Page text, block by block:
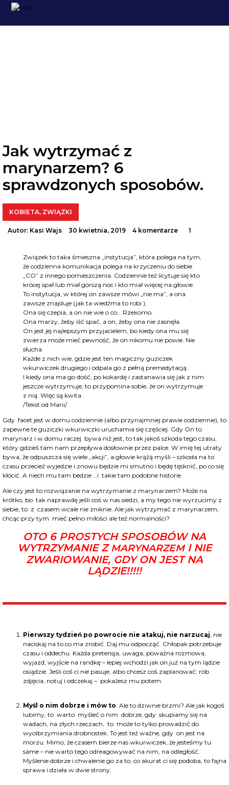
Jak wytrzymać z
marynarzem? 6
sprawdzonych sposobów.
KOBIETA, ZWIĄZKI
Autor: Kasi Wajs 30 kwietnia, 2019 4 komentarze 1
Związek to taka śmieszna „instytucja”, która polega na tym,
że codzienna komunikacja polega na krzyczeniu do siebie
„CO” z innego pomieszczenia. Codziennie też licytuje się kto
krócej spał lub miał gorszą noc i kto miał więcej na głowie.
To instytucja, w której on zawsze mówi „nie ma”, a ona
zawsze znajduje (jak ta wiedźma to robi ).
Ona się czepia, a on nie wie o co… Rzekomo.
Ona marzy, żeby iść spać, a on, żeby ona nie zasnęła.
On jest jej najlepszym przyjacielem, bo kiedy ona mu się
zwierza może mieć pewność, że on nikomu nie powie. Nie
słucha.
Każde z nich wie, gdzie jest ten magiczny guziczek
wkurwiczek drugiego i odpala go z pełną premedytacją.
I kiedy ona ma go dość, po kokardę i zastanawia się jak z nim
jeszcze wytrzymuje, to przypomina sobie, że on wytrzymuje
z nią. Więc są kwita.
/Tekst od Marii/
Gdy facet jest w domu codziennie (albo przynajmniej prawie codziennie), to
zapewne te guziczki wkurwiczki uruchamia się częściej. Gdy On to
marynarz i w domu raczej bywa niż jest, to tak jakoś szkoda tego czasu,
który gdzieś tam nam przepływa dosłownie przez palce. W imię tej utraty
bywa, że odpuszcza się wiele „akcji”, a głowie krążą myśli – szkoda na to
czasu przecież wyjedzie i znowu będzie mi smutno i będę tęsknić, po co się
kłócić. A niech mu tam bedzie …i takie tam podobne historie.
Ale czy jest to rozwiązanie na wytrzymanie z marynarzem? Może na
krótko, bo tak naprawdę jeśli coś w nas siedzi, a my tego nie wyrzucimy z
siebie, to z czasem wcale nie zniknie. Ale jak wytrzymać z marynarzem,
chcąc przy tym mieć pełno miłości ale też normalności?
OTO 6 PROSTYCH SPOSOBÓW NA
WYTRZYMANIE ZMARYNARZEMI NIE
ZWARIOWANIE, GDY ON JEST NA
LĄDZIE!!!!!
Pierwszy tydzień po powrocie nie atakuj, nie narzucaj, nie
naciskaj na to co ma zrobić. Daj mu odpocząć. Chłopak potrzebuje
czasu i oddechu. Każda pretensja, uwaga, poważna rozmowa,
wyjazd, wyjście na randkę – lepiej wchodzi jak on już na tym lądzie
osiądzie. Jeśli coś ci nie pasuje, albo chcesz coś zaplanować: rób
zdjęcia, notuj i odczekaj – pokażesz mu potem.
Myśl o nim dobrze i mów to. Ale to dziwnie brzmi? Ale jak kogoś
lubimy, to warto myśleć o nim dobrze, gdy skupiamy się na
wadach, na złych rzeczach, to może to tylko prowadzić do
wyolbrzymiania drobnostek. To jest też ważne, gdy on jest na
morzu. Mimo, że czasem bierze nas wkurwiczek, że jesteśmy tu
same – nie warto tego odreagowywać na nim, na odległość.
Myślenie dobrze i chwalenie go za to, co akurat ci się podoba, to fajna
sprawa i działa w dwie strony.